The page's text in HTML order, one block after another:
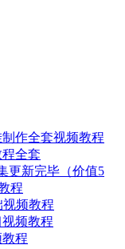
作全套视频教程
全套
更新完毕（价值5
程
视频教程
频教程
程